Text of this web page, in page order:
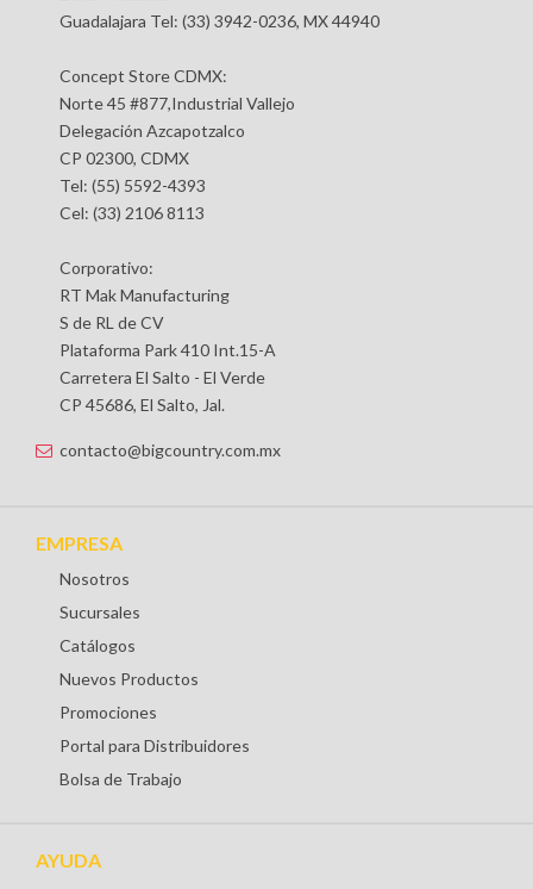
Guadalajara Tel: (33) 3942-0236, MX 44940
Concept Store CDMX:
Norte 45 #877,Industrial Vallejo
Delegación Azcapotzalco
CP 02300, CDMX
Tel: (55) 5592-4393
Cel: (33) 2106 8113
Corporativo:
RT Mak Manufacturing
S de RL de CV
Plataforma Park 410 Int.15-A
Carretera El Salto - El Verde
CP 45686, El Salto, Jal.
contacto@bigcountry.com.mx
EMPRESA
Nosotros
Sucursales
Catálogos
Nuevos Productos
Promociones
Portal para Distribuidores
Bolsa de Trabajo
AYUDA